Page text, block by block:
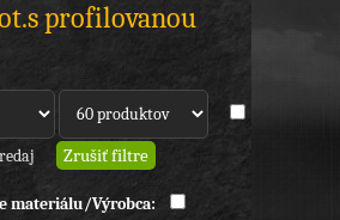
profilovanou
materiálu/Výrobca: